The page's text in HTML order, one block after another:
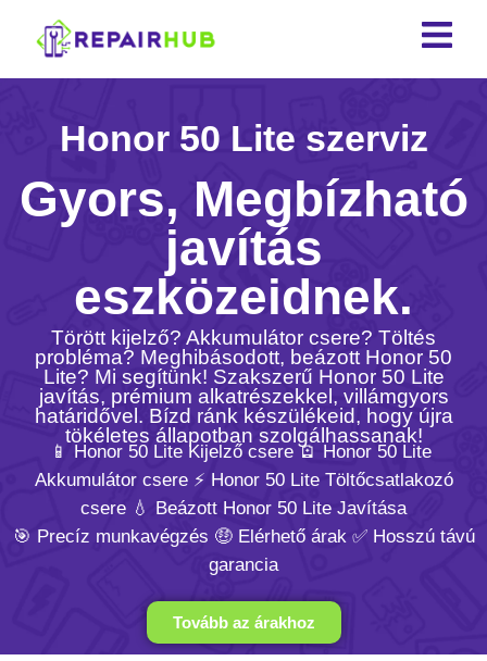
Honor 50 Lite szerviz
Gyors, Megbízható
javítás
eszközeidnek.
Törött kijelző? Akkumulátor csere? Töltés
probléma? Meghibásodott, beázott Honor 50
Lite? Mi segítünk! Szakszerű Honor 50 Lite
javítás, prémium alkatrészekkel, villámgyors
határidővel. Bízd ránk készülékeid, hogy újra
tökéletes állapotban szolgálhassanak!
📱 Honor 50 Lite Kijelző csere 🪫 Honor 50 Lite
Akkumulátor csere ⚡️ Honor 50 Lite Töltőcsatlakozó
csere 💧 Beázott Honor 50 Lite Javítása
🎯 Precíz munkavégzés 🤑 Elérhető árak ✅ Hosszú távú
garancia
Tovább az árakhoz